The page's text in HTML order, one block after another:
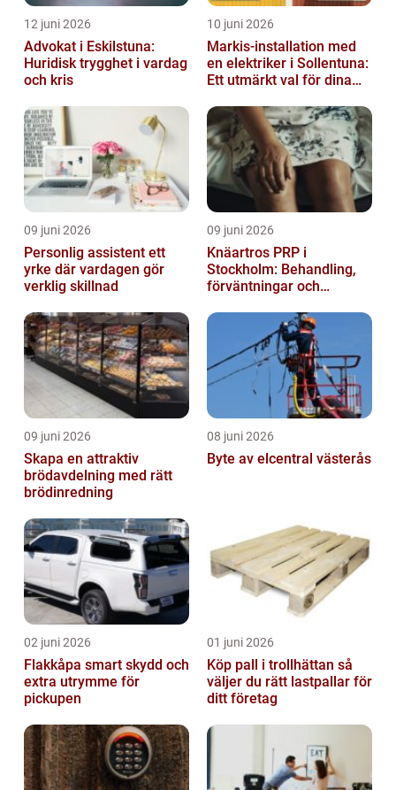
12 juni 2026
Advokat i Eskilstuna:
Huridisk trygghet i vardag
och kris
10 juni 2026
Markis-installation med
en elektriker i Sollentuna:
Ett utmärkt val för dina
09 juni 2026
Personlig assistent ett
yrke där vardagen gör
verklig skillnad
09 juni 2026
Knäartros PRP i
Stockholm: Behandling,
förväntningar och
09 juni 2026
Skapa en attraktiv
brödavdelning med rätt
brödinredning
08 juni 2026
Byte av elcentral västerås
02 juni 2026
Flakkåpa smart skydd och
extra utrymme för
pickupen
01 juni 2026
Köp pall i trollhättan så
väljer du rätt lastpallar för
ditt företag